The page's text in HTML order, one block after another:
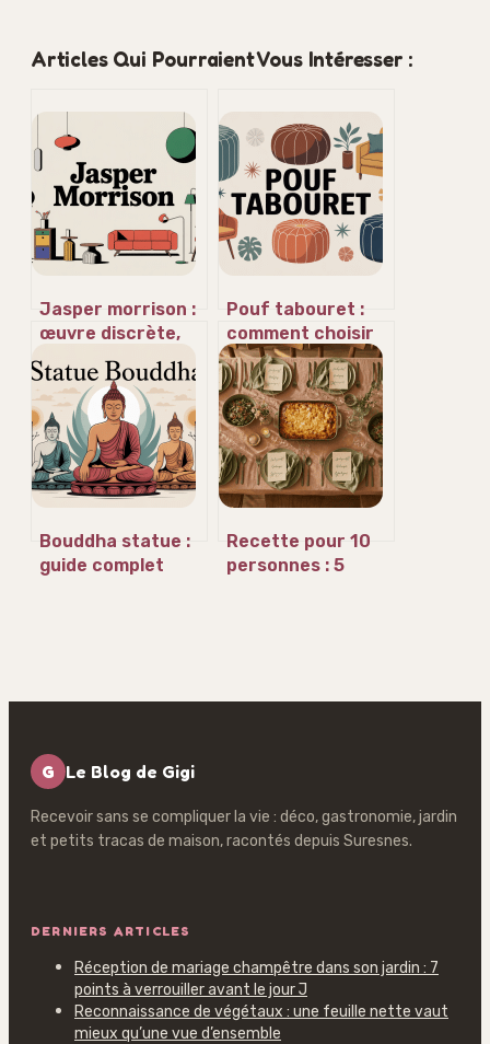
Articles Qui Pourraient Vous Intéresser :
Jasper morrison :
œuvre discrète,
design essentiel
Pouf tabouret :
comment choisir
le modèle idéal
pour votre
intérieur
Bouddha statue :
guide complet
Recette pour 10
personnes : 5
G Le Blog de Gigi
Recevoir sans se compliquer la vie : déco, gastronomie, jardin
et petits tracas de maison, racontés depuis Suresnes.
DERNIERS ARTICLES
Réception de mariage champêtre dans son jardin : 7
points à verrouiller avant le jour J
Reconnaissance de végétaux : une feuille nette vaut
mieux qu’une vue d’ensemble